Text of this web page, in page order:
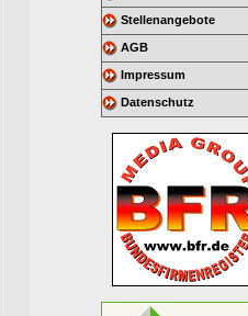
Stellenangebote
AGB
Impressum
Datenschutz